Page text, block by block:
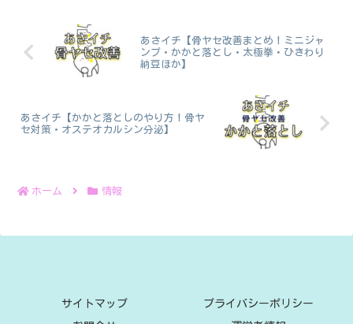
あさイチ【骨ヤセ改善まとめ！ミニジャ
ンプ・かかと落とし・太極拳・ひきわり
納豆ほか】
あさイチ【かかと落としのやり方！骨ヤ
セ対策・オステオカルシン分泌】
ホーム 情報
サイトマップ プライバシーポリシー